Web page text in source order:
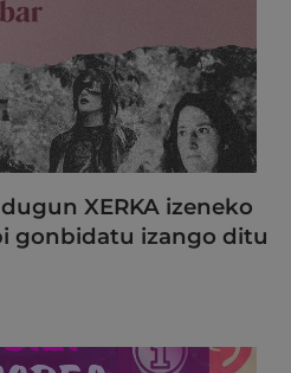
XERKA izeneko
gonbidatu izango ditu